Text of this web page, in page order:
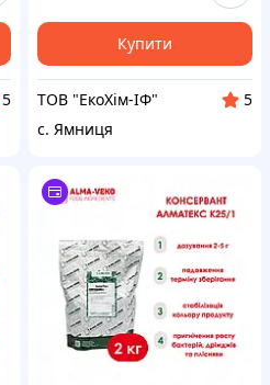
5
Купити
ТОВ "ЕкоХім-ІФ"
5
с. Ямниця